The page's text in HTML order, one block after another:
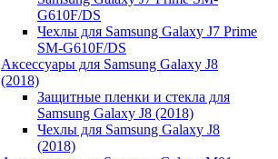
G610F/DS
Чехлы для Samsung Galaxy J7 Prime
SM-G610F/DS
Аксессуары для Samsung Galaxy J8
(2018)
Защитные пленки и стекла для
Samsung Galaxy J8 (2018)
Чехлы для Samsung Galaxy J8
(2018)